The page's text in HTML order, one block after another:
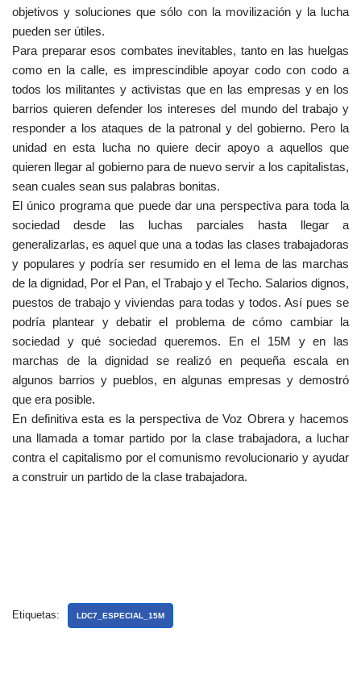
objetivos y soluciones que sólo con la movilización y la lucha
pueden ser útiles.
Para preparar esos combates inevitables, tanto en las huelgas
como en la calle, es imprescindible apoyar codo con codo a
todos los militantes y activistas que en las empresas y en los
barrios quieren defender los intereses del mundo del trabajo y
responder a los ataques de la patronal y del gobierno. Pero la
unidad en esta lucha no quiere decir apoyo a aquellos que
quieren llegar al gobierno para de nuevo servir a los capitalistas,
sean cuales sean sus palabras bonitas.
El único programa que puede dar una perspectiva para toda la
sociedad desde las luchas parciales hasta llegar a
generalizarlas, es aquel que una a todas las clases trabajadoras
y populares y podría ser resumido en el lema de las marchas
de la dignidad, Por el Pan, el Trabajo y el Techo. Salarios dignos,
puestos de trabajo y viviendas para todas y todos. Así pues se
podría plantear y debatir el problema de cómo cambiar la
sociedad y qué sociedad queremos. En el 15M y en las
marchas de la dignidad se realizó en pequeña escala en
algunos barrios y pueblos, en algunas empresas y demostró
que era posible.
En definitiva esta es la perspectiva de Voz Obrera y hacemos
una llamada a tomar partido por la clase trabajadora, a luchar
contra el capitalismo por el comunismo revolucionario y ayudar
a construir un partido de la clase trabajadora.
Etiquetas: LDC7_ESPECIAL_15M